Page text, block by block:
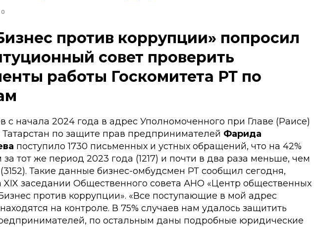
против коррупции» попросил
совет проверить
работы Госкомитета РТ по
с начала 2024 года в адрес Уполномоченного при Главе (Раисе)
по защите прав предпринимателей Фарида
поступило 1730 письменных и устных обращений, что на 42%
тот же период 2023 года (1217) и почти в два раза меньше, чем
Такие данные бизнес-омбудсмен РТ сообщил сегодня,
XIX заседании Общественного совета АНО «Центр общественных
против коррупции». «Все поступающие в мой адрес
на контроле. В 75% случаев нам удалось защитить
по остальным даны подробные юридические